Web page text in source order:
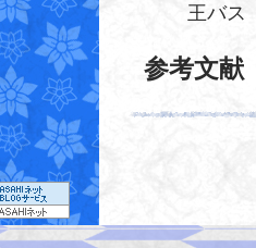
王バス
参考文献